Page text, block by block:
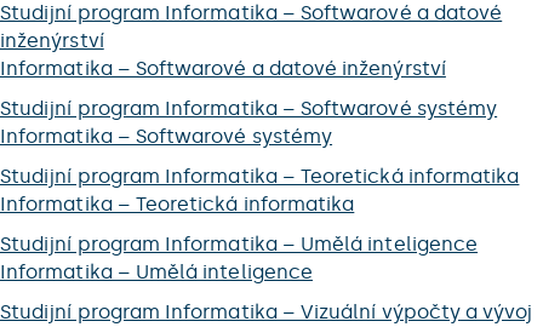
Studijní program Informatika – Softwarové a datové
inženýrství
Informatika – Softwarové a datové inženýrství
Studijní program Informatika – Softwarové systémy
Informatika – Softwarové systémy
Studijní program Informatika – Teoretická informatika
Informatika – Teoretická informatika
Studijní program Informatika – Umělá inteligence
Informatika – Umělá inteligence
Studijní program Informatika – Vizuální výpočty a vývoj